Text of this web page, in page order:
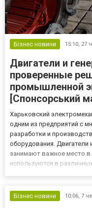
Бізнес новини 15:10, 27
Двигатели и
проверенные
промышленной
[Спонсорський
Харьковский
одним из предприятий с
разработки и
оборудования.
занимают важное место
используются в
https://khemz.in.ua/ru/
Бізнес новини 10:06, 7